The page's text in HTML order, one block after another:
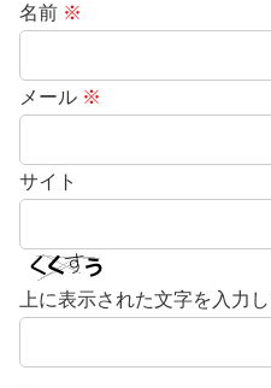
名前 ※
メール ※
サイト
上に表示された文字を入力